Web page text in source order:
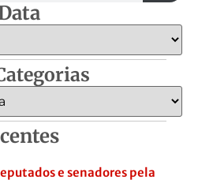
e senadores pela